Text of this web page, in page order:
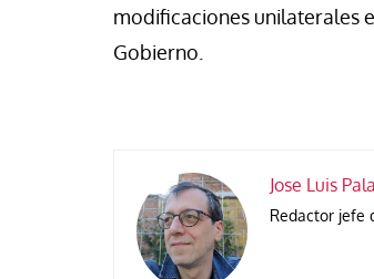
modificaciones unilaterales
Gobierno.
Jose Luis
Redactor jefe